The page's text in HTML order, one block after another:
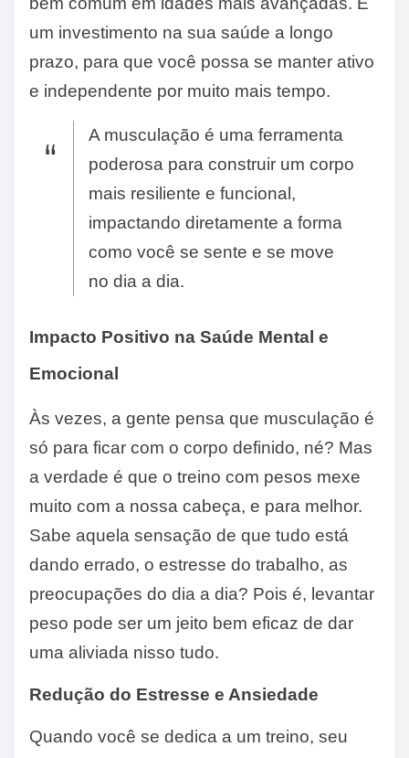
um investimento na sua saúde a longo
prazo, para que você possa se manter ativo
e independente por muito mais tempo.
A musculação é uma ferramenta
poderosa para construir um corpo
mais resiliente e funcional,
impactando diretamente a forma
como você se sente e se move
no dia a dia.
Impacto Positivo na Saúde Mental e
Emocional
Às vezes, a gente pensa que musculação é
só para ficar com o corpo definido, né? Mas
a verdade é que o treino com pesos mexe
muito com a nossa cabeça, e para melhor.
Sabe aquela sensação de que tudo está
dando errado, o estresse do trabalho, as
preocupações do dia a dia? Pois é, levantar
peso pode ser um jeito bem eficaz de dar
uma aliviada nisso tudo.
Redução do Estresse e Ansiedade
Quando você se dedica a um treino, seu